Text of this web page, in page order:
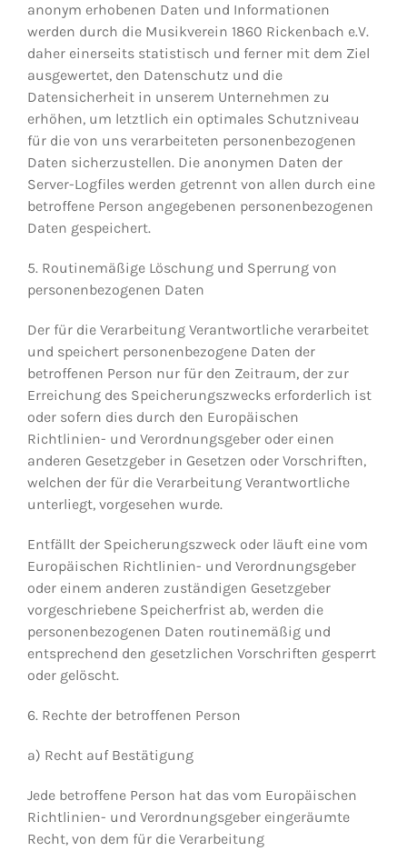
anonym erhobenen Daten und Informationen
werden durch die Musikverein 1860 Rickenbach e.V.
daher einerseits statistisch und ferner mit dem Ziel
ausgewertet, den Datenschutz und die
Datensicherheit in unserem Unternehmen zu
erhöhen, um letztlich ein optimales Schutzniveau
für die von uns verarbeiteten personenbezogenen
Daten sicherzustellen. Die anonymen Daten der
Server-Logfiles werden getrennt von allen durch eine
betroffene Person angegebenen personenbezogenen
Daten gespeichert.
5. Routinemäßige Löschung und Sperrung von
personenbezogenen Daten
Der für die Verarbeitung Verantwortliche verarbeitet
und speichert personenbezogene Daten der
betroffenen Person nur für den Zeitraum, der zur
Erreichung des Speicherungszwecks erforderlich ist
oder sofern dies durch den Europäischen
Richtlinien- und Verordnungsgeber oder einen
anderen Gesetzgeber in Gesetzen oder Vorschriften,
welchen der für die Verarbeitung Verantwortliche
unterliegt, vorgesehen wurde.
Entfällt der Speicherungszweck oder läuft eine vom
Europäischen Richtlinien- und Verordnungsgeber
oder einem anderen zuständigen Gesetzgeber
vorgeschriebene Speicherfrist ab, werden die
personenbezogenen Daten routinemäßig und
entsprechend den gesetzlichen Vorschriften gesperrt
oder gelöscht.
6. Rechte der betroffenen Person
a) Recht auf Bestätigung
Jede betroffene Person hat das vom Europäischen
Richtlinien- und Verordnungsgeber eingeräumte
Recht, von dem für die Verarbeitung